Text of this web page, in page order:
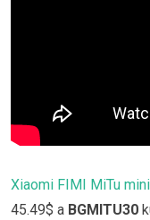
Xiaomi FIMI MiTu
45.49$ a BGMITU30